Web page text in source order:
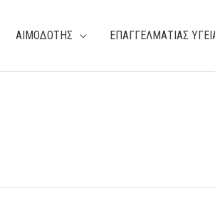
ΑΙΜΟΔΟΤΗΣ ΕΠΑΓΓΕΛΜΑΤΙΑΣ